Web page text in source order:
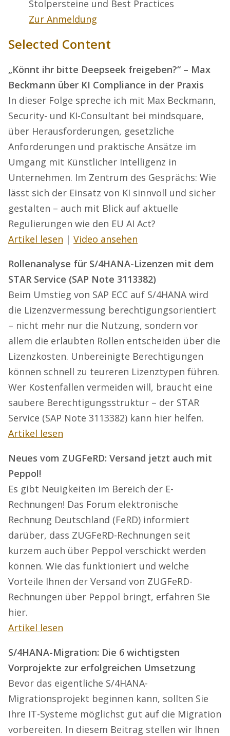
Stolpersteine und Best Practices
Zur Anmeldung
Selected Content
„Könnt ihr bitte Deepseek freigeben?“ – Max
Beckmann über KI Compliance in der Praxis
In dieser Folge spreche ich mit Max Beckmann,
Security- und KI-Consultant bei mindsquare,
über Herausforderungen, gesetzliche
Anforderungen und praktische Ansätze im
Umgang mit Künstlicher Intelligenz in
Unternehmen. Im Zentrum des Gesprächs: Wie
lässt sich der Einsatz von KI sinnvoll und sicher
gestalten – auch mit Blick auf aktuelle
Regulierungen wie den EU AI Act?
Artikel lesen | Video ansehen
Rollenanalyse für S/4HANA-Lizenzen mit dem
STAR Service (SAP Note 3113382)
Beim Umstieg von SAP ECC auf S/4HANA wird
die Lizenzvermessung berechtigungsorientiert
– nicht mehr nur die Nutzung, sondern vor
allem die erlaubten Rollen entscheiden über die
Lizenzkosten. Unbereinigte Berechtigungen
können schnell zu teureren Lizenztypen führen.
Wer Kostenfallen vermeiden will, braucht eine
saubere Berechtigungsstruktur – der STAR
Service (SAP Note 3113382) kann hier helfen.
Artikel lesen
Neues vom ZUGFeRD: Versand jetzt auch mit
Peppol!
Es gibt Neuigkeiten im Bereich der E-
Rechnungen! Das Forum elektronische
Rechnung Deutschland (FeRD) informiert
darüber, dass ZUGFeRD-Rechnungen seit
kurzem auch über Peppol verschickt werden
können. Wie das funktioniert und welche
Vorteile Ihnen der Versand von ZUGFeRD-
Rechnungen über Peppol bringt, erfahren Sie
hier.
Artikel lesen
S/4HANA-Migration: Die 6 wichtigsten
Vorprojekte zur erfolgreichen Umsetzung
Bevor das eigentliche S/4HANA-
Migrationsprojekt beginnen kann, sollten Sie
Ihre IT-Systeme möglichst gut auf die Migration
vorbereiten. In diesem Beitrag stellen wir Ihnen